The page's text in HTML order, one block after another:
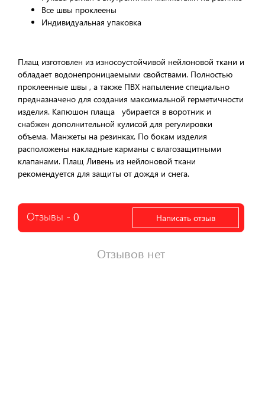
Все швы проклеены
Индивидуальная упаковка
Плащ изготовлен из износоустойчивой нейлоновой ткани и
обладает водонепроницаемыми свойствами. Полностью
проклеенные швы , а также ПВХ напыление специально
предназначено для создания максимальной герметичности
изделия. Капюшон плаща убирается в воротник и
снабжен дополнительной кулисой для регулировки
объема. Манжеты на резинках. По бокам изделия
расположены накладные карманы с влагозащитными
клапанами. Плащ Ливень из нейлоновой ткани
рекомендуется для защиты от дождя и снега.
Отзывы - 0 Написать отзыв
Отзывов нет